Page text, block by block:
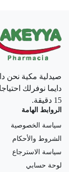
صيدلية مكية نحن
دايما نوفرلك
15 دقيقة.
الروابط الهامة
سياسة الخصوصية
الشروط والأحكام
سياسة الاسترجاع
لوحة حسابي